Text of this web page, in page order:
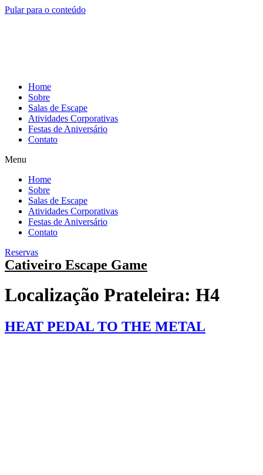
Pular para o conteúdo
Home
Sobre
Salas de Escape
Atividades Corporativas
Festas de Aniversário
Contato
Menu
Home
Sobre
Salas de Escape
Atividades Corporativas
Festas de Aniversário
Contato
Reservas
Cativeiro Escape Game
Localização Prateleira: H4
HEAT PEDAL TO THE METAL